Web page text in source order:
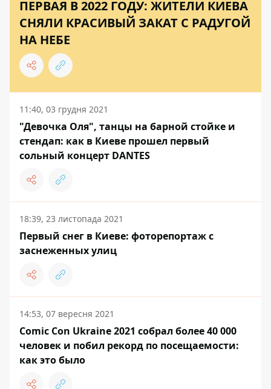
ПЕРВАЯ В 2022 ГОДУ: ЖИТЕЛИ КИЕВА
СНЯЛИ КРАСИВЫЙ ЗАКАТ С РАДУГОЙ
НА НЕБЕ
11:40, 03 грудня 2021
"Девочка Оля", танцы на барной стойке и
стендап: как в Киеве прошел первый
сольный концерт DANTES
18:39, 23 листопада 2021
Первый снег в Киеве: фоторепортаж с
заснеженных улиц
14:53, 07 вересня 2021
Comic Con Ukraine 2021 собрал более 40 000
человек и побил рекорд по посещаемости:
как это было